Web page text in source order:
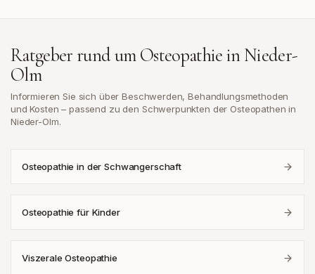
Ratgeber rund um Osteopathie inNieder-
Olm
Informieren Sie sich über Beschwerden, Behandlungsmethoden
und Kosten – passend zu den Schwerpunkten der Osteopathen in
Nieder-Olm.
Osteopathie in der Schwangerschaft
Osteopathie für Kinder
Viszerale Osteopathie